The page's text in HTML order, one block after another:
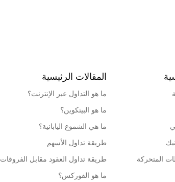
المتحركة
المقالات الرئيسية
ما هو التداول عبر الإنترنت؟
ما هو البيتكوين؟
ما هي الشموع اليابانية؟
طريقة تداول الأسهم
طريقة تداول العقود مقابل الفروقات
ما هو الفوركس؟